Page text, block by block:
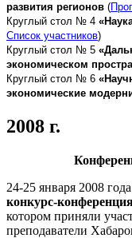
развития регионов (
Круглый стол № 4
Список участников)
Круглый стол № 5
экономическом
Круглый стол № 6
экономические
2008 г.
24-25 января 2008
конкурс-
котором приняли
преподаватели